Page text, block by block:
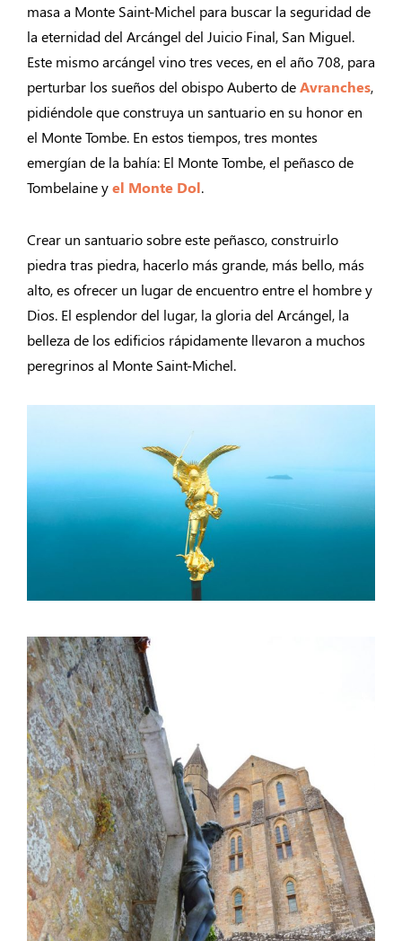
masa a Monte Saint-Michel para buscar la seguridad de
la eternidad del Arcángel del Juicio Final, San Miguel.
Este mismo arcángel vino tres veces, en el año 708, para
perturbar los sueños del obispo Auberto deAvranches,
pidiéndole que construya un santuario en su honor en
el Monte Tombe. En estos tiempos, tres montes
emergían de la bahía: El Monte Tombe, el peñasco de
Tombelaine yel Monte Dol.
Crear un santuario sobre este peñasco, construirlo
piedra tras piedra, hacerlo más grande, más bello, más
alto, es ofrecer un lugar de encuentro entre el hombre y
Dios. El esplendor del lugar, la gloria del Arcángel, la
belleza de los edificios rápidamente llevaron a muchos
peregrinos al Monte Saint-Michel.